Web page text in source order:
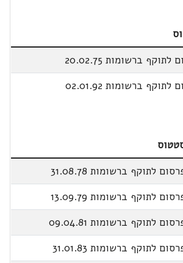
לתוקף ברשומות 20.02.75
לתוקף ברשומות 02.01.92
לתוקף ברשומות 31.08.78
לתוקף ברשומות 13.09.79
לתוקף ברשומות 09.04.81
לתוקף ברשומות 31.01.83